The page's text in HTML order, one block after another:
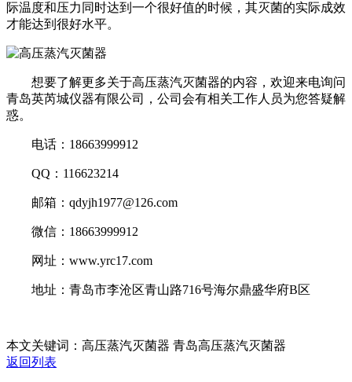
际温度和压力同时达到一个很好值的时候，其灭菌的实际成效
才能达到很好水平。
想要了解更多关于高压蒸汽灭菌器的内容，欢迎来电询问
青岛英芮城仪器有限公司，公司会有相关工作人员为您答疑解
惑。
电话：18663999912
QQ：116623214
邮箱：qdyjh1977@126.com
微信：18663999912
网址：www.yrc17.com
地址：青岛市李沧区青山路716号海尔鼎盛华府B区
本文关键词：高压蒸汽灭菌器 青岛高压蒸汽灭菌器
返回列表